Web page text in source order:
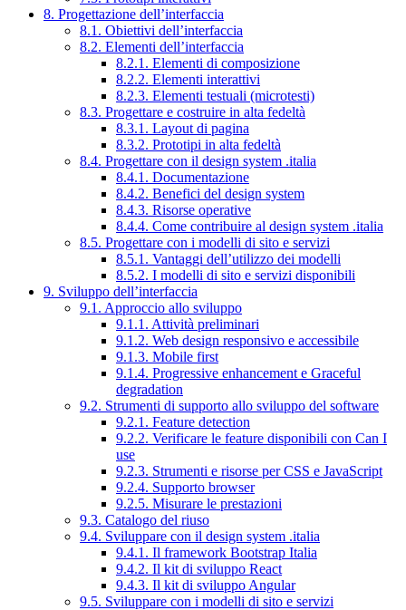
8. Progettazione dell’interfaccia
8.1. Obiettivi dell’interfaccia
8.2. Elementi dell’interfaccia
8.2.1. Elementi di composizione
8.2.2. Elementi interattivi
8.2.3. Elementi testuali (microtesti)
8.3. Progettare e costruire in alta fedeltà
8.3.1. Layout di pagina
8.3.2. Prototipi in alta fedeltà
8.4. Progettare con il design system .italia
8.4.1. Documentazione
8.4.2. Benefici del design system
8.4.3. Risorse operative
8.4.4. Come contribuire al design system .italia
8.5. Progettare con i modelli di sito e servizi
8.5.1. Vantaggi dell’utilizzo dei modelli
8.5.2. I modelli di sito e servizi disponibili
9. Sviluppo dell’interfaccia
9.1. Approccio allo sviluppo
9.1.1. Attività preliminari
9.1.2. Web design responsivo e accessibile
9.1.3. Mobile first
9.1.4. Progressive enhancement e Graceful
degradation
9.2. Strumenti di supporto allo sviluppo del software
9.2.1. Feature detection
9.2.2. Verificare le feature disponibili con Can I
use
9.2.3. Strumenti e risorse per CSS e JavaScript
9.2.4. Supporto browser
9.2.5. Misurare le prestazioni
9.3. Catalogo del riuso
9.4. Sviluppare con il design system .italia
9.4.1. Il framework Bootstrap Italia
9.4.2. Il kit di sviluppo React
9.4.3. Il kit di sviluppo Angular
9.5. Sviluppare con i modelli di sito e servizi